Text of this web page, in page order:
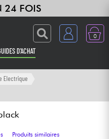
24 FOIS
0
D'ACHAT
Electrique
Produits similaires